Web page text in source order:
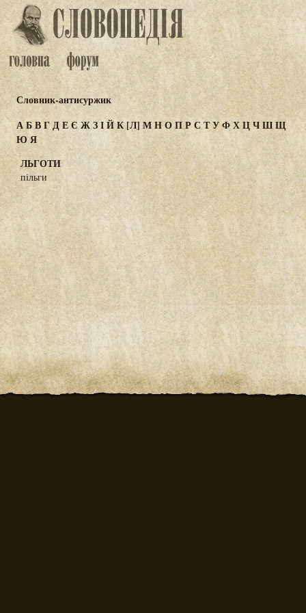
Словник-антисуржик
АБВГДЕЄ ЖЗІЙК[Л] МНОПРСТУФХЦЧШЩ
Ю Я
ЛЬГОТИ
пільги